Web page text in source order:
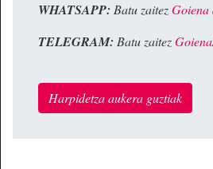
WHATSAPP: Batu zaitezGoiena
TELEGRAM: Batu zaitez
Harpidetza aukera guztiak